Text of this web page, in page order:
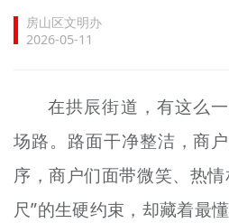
文明实践
未成年人思想道德建设
榜样人物
身边好人
房山区文明办
2026-05-11
在拱辰街道，有这么
场路。路面干净整洁，商
序，商户们面带微笑、热
尺”的生硬约束，却藏着最